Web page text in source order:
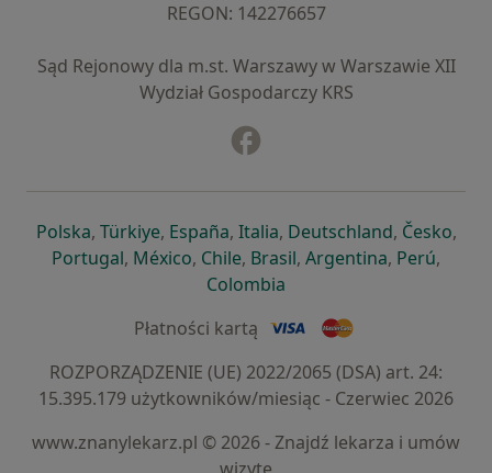
REGON: ⁠142276657
Sąd Rejonowy dla m.st. Warszawy w Warszawie XII
Wydział Gospodarczy KRS
Polskaotwiera się w nowej karcie
, Türkiyeotwiera się w nowej karcie
, Españaotwiera się w nowej karcie
, Italiaotwiera się w nowej
, Deutschlandotwiera się
, Česko,
Portugalotwiera się w nowej karcie
, Méxicootwiera się w nowej karcie
, Chileotwiera się w nowej karcie
, Brasilotwiera się w nowej
, Argentinaotwiera się
, Perú,
Colombia
Płatności kartą
ROZPORZĄDZENIE (UE) 2022/2065 (DSA) art. 24:
15.395.179 użytkowników/miesiąc - Czerwiec 2026
www.znanylekarz.pl © 2026 - Znajdź lekarza i umów